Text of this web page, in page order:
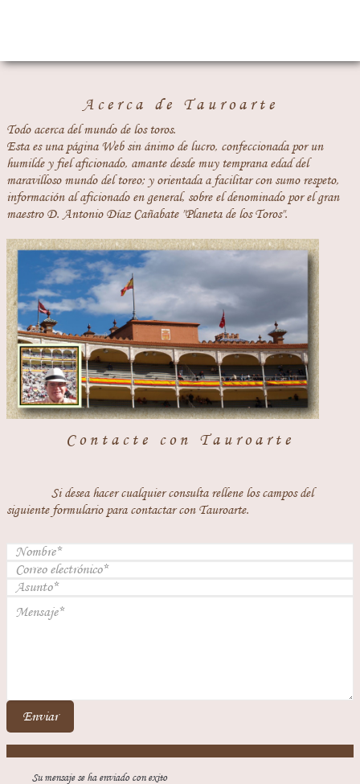
Acerca de Tauroarte
Todo acerca del mundo de los toros.
Esta es una página Web sin ánimo de lucro, confeccionada por un
humilde y fiel aficionado, amante desde muy temprana edad del
maravilloso mundo del toreo; y orientada a facilitar con sumo respeto,
información al aficionado en general, sobre el denominado por el gran
maestro D. Antonio Díaz Cañabate "Planeta de los Toros".
Contacte con Tauroarte
Si desea hacer cualquier consulta rellene los campos del
siguiente formulario para contactar con Tauroarte.
Enviar
Su mensaje se ha enviado con exito